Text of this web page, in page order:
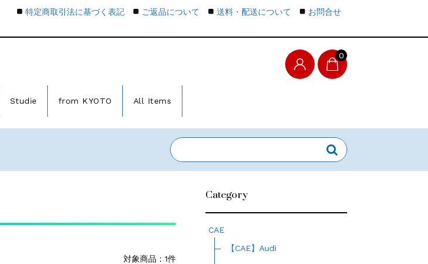
0
Studie from KYOTO All Items
特定商取引法に基づく表記 ご返品について 送料・配送について お問合せ
対象商品：1件
Category
CAE
【CAE】Audi